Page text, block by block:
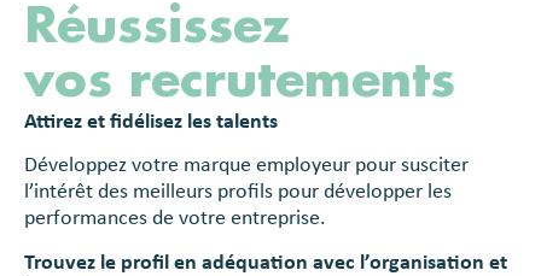
Réussissez
vos recrutements
Attirez et fidélisez les talents
Développez votre marque employeur pour susciter
l’intérêt des meilleurs profils pour développer les
performances de votre entreprise.
Trouvez le profil en adéquation avec l’organisation et